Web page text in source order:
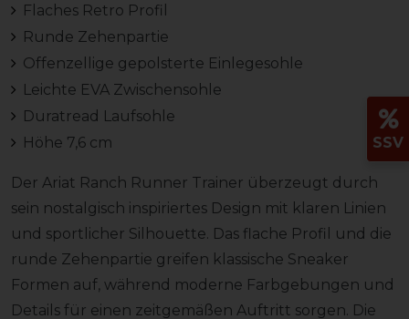
Flaches Retro Profil
Runde Zehenpartie
Offenzellige gepolsterte Einlegesohle
Leichte EVA Zwischensohle
Duratread Laufsohle
Höhe 7,6 cm
Der Ariat Ranch Runner Trainer überzeugt durch
sein nostalgisch inspiriertes Design mit klaren Linien
und sportlicher Silhouette. Das flache Profil und die
runde Zehenpartie greifen klassische Sneaker
Formen auf, während moderne Farbgebungen und
Details für einen zeitgemäßen Auftritt sorgen. Die
SSV